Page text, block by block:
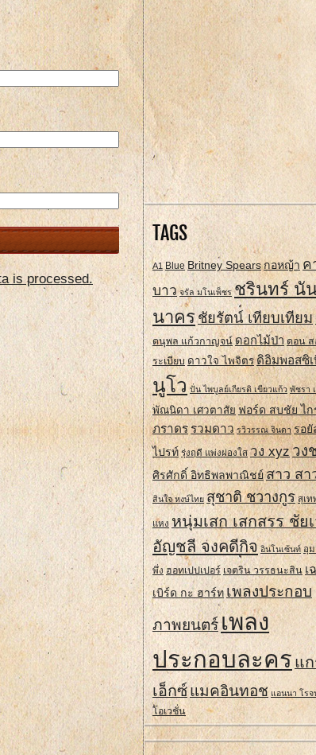
TAGS
A1 Blue Britney Spearsกอหญ้า ค
บาว จรัล มโนเพ็ชร ชรินทร์ นั
นาครชัยรัตน์ เทียบเทียม
ดนุพล แก้วกาญจน์ ดอกไม้ป่า ดอน
ระเบียบ ดาวใจ ไพจิตร ดิอิมพอสซิ
นูโว ปั่น ไพบูลย์เกียรติ เขียวแก้ว พัชรา
พัณนิดา เศวตาสัย ฟอร์ด สบชัย ไก
ภราดร รวมดาว รวิวรรณ จินดา รอยั
ไปรท์ รุ่งฤดี แพ่งผ่องใส วง xyz วง
ศิรศักดิ์ อิทธิพลพาณิชย์สาว สา
สินใจ หงษ์ไทย สุชาติ ชวางกูร สุเท
แหง หนุ่มเสก เสกสรร ชัย
อัญชลี จงคดีกิจ อินโนเซ้นท์ อุ
พึ่ง ฮอทเปปเปอร์ เจตริน วรรธนะสิน เ
เบิร์ด กะ ฮาร์ท เพลงประกอบ
ภาพยนตร์เพลง
ประกอบละคร แ
เอ็กซ์แมคอินทอช แอนนา โรจ
โอเวชั่น
is processed.